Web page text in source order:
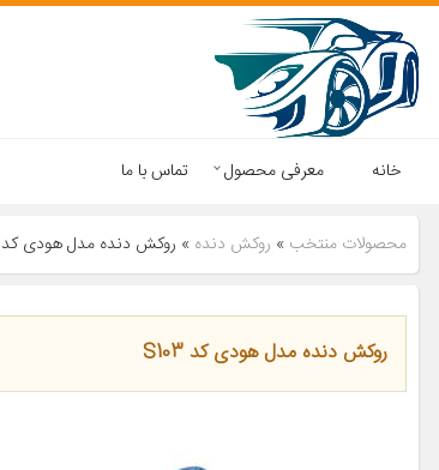
خانه معرفی محصول تماس با ما
محصولات منتخب » روکش دنده » روکش دنده مدل هودی کد S103
روکش دنده مدل هودی کد S103